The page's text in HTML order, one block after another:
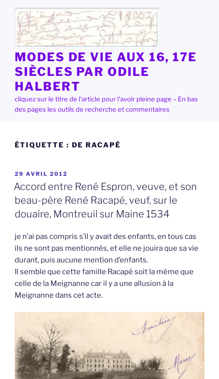
contenu
principal
MODES DE VIE AUX 16, 17E
SIÈCLES PAR ODILE
HALBERT
cliquez sur le titre de l'article pour l'avoir pleine page – En bas
des pages les outils de recherche et commentaires
ÉTIQUETTE : DE RACAPÉ
PUBLIÉ
LE
29 AVRIL 2012
Accord entre René Espron, veuve, et son
beau-père René Racapé, veuf, sur le
douaire, Montreuil sur Maine 1534
je n’ai pas compris s’il y avait des enfants, en tous cas
ils ne sont pas mentionnés, et elle ne jouira que sa vie
durant, puis aucune mention d’enfants.
Il semble que cette famille Racapé soit la même que
celle de la Meignanne car il y a une allusion à la
Meignanne dans cet acte.